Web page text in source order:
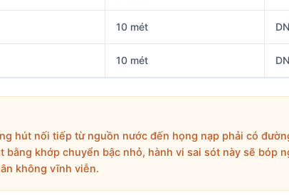
10 mét
10 mét
hút nối tiếp từ nguồn nước đến họng nạp phải có
khớp chuyển bậc nhỏ, hành vi sai sót này sẽ bóp
không vĩnh viễn.